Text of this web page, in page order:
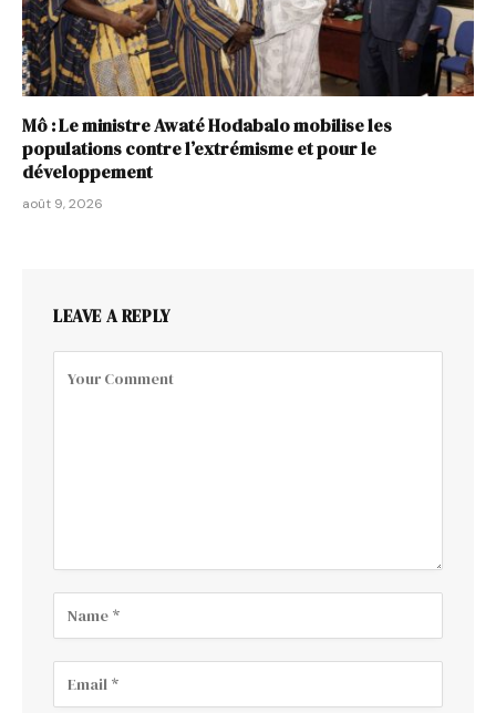
Mô : Le ministre Awaté Hodabalo mobilise les
populations contre l’extrémisme et pour le
développement
août 9, 2026
LEAVE A REPLY